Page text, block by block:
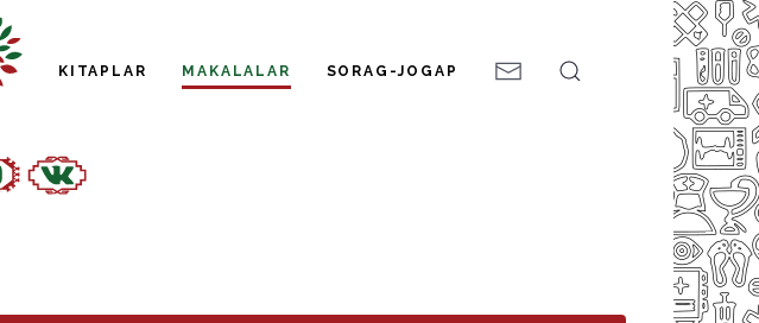
KITAPLAR MAKALALAR SORAG-JOGAP